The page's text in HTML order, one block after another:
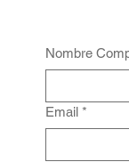
Nombre
Email *